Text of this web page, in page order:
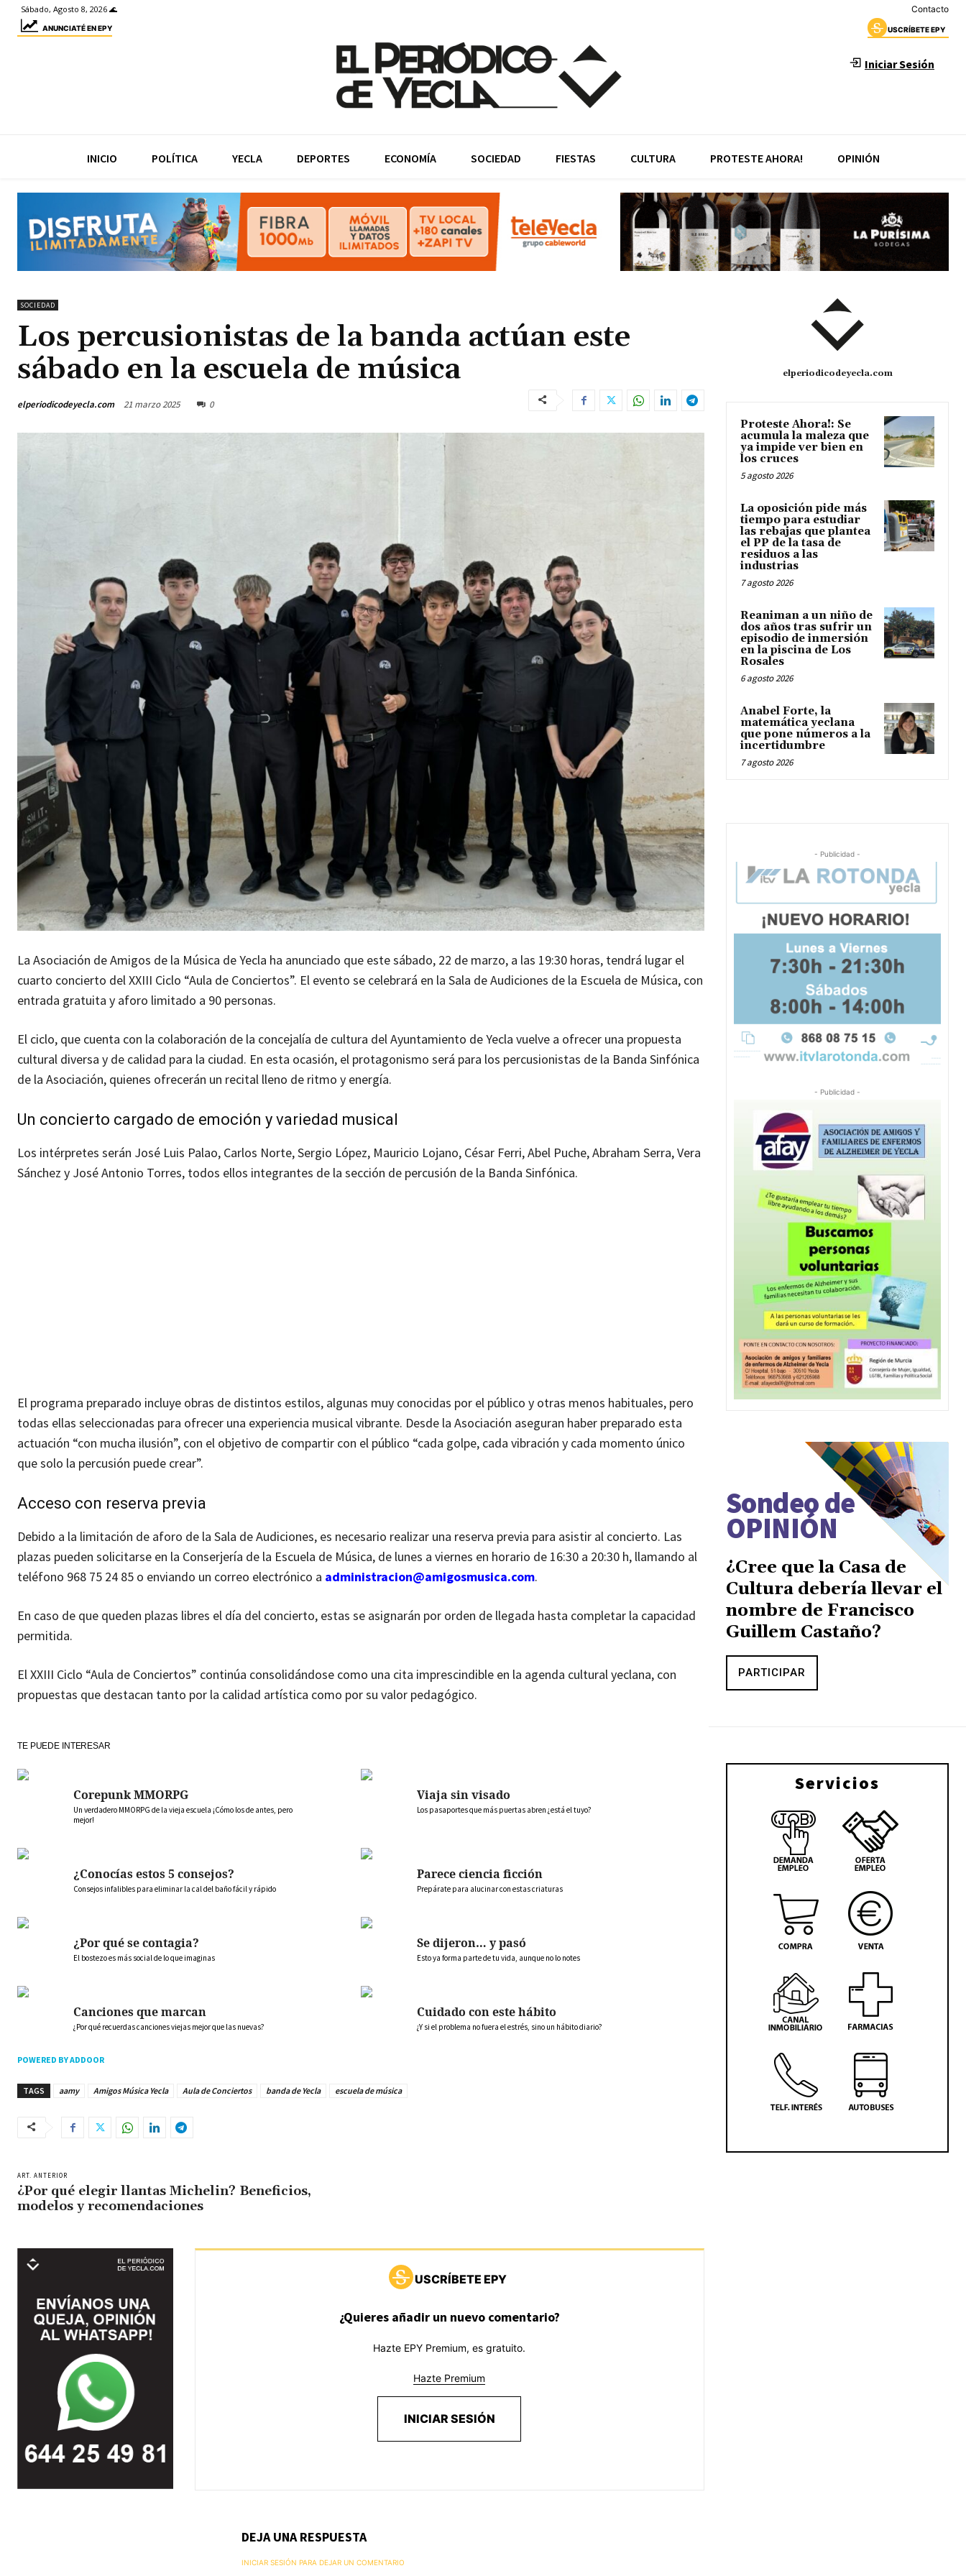
Sábado, Agosto 8, 2026 🌊 Contacto
ANUNCIATÉ EN EPY USCRÍBETE EPY
Iniciar Sesión
INICIO POLÍTICA YECLA DEPORTES ECONOMÍA SOCIEDAD FIESTAS CULTURA PROTESTE AHORA! OPINIÓN
SOCIEDAD
Los percusionistas de la banda actúan este
sábado en la escuela de música
elperiodicodeyecla.com 21 marzo 2025 0
La Asociación de Amigos de la Música de Yecla ha anunciado que este sábado, 22 de marzo, a las 19:30 horas, tendrá lugar el
cuarto concierto del XXIII Ciclo “Aula de Conciertos”. El evento se celebrará en la Sala de Audiciones de la Escuela de Música, con
entrada gratuita y aforo limitado a 90 personas.
El ciclo, que cuenta con la colaboración de la concejalía de cultura del Ayuntamiento de Yecla vuelve a ofrecer una propuesta
cultural diversa y de calidad para la ciudad. En esta ocasión, el protagonismo será para los percusionistas de la Banda Sinfónica
de la Asociación, quienes ofrecerán un recital lleno de ritmo y energía.
Un concierto cargado de emoción y variedad musical
Los intérpretes serán José Luis Palao, Carlos Norte, Sergio López, Mauricio Lojano, César Ferri, Abel Puche, Abraham Serra, Vera
Sánchez y José Antonio Torres, todos ellos integrantes de la sección de percusión de la Banda Sinfónica.
El programa preparado incluye obras de distintos estilos, algunas muy conocidas por el público y otras menos habituales, pero
todas ellas seleccionadas para ofrecer una experiencia musical vibrante. Desde la Asociación aseguran haber preparado esta
actuación “con mucha ilusión”, con el objetivo de compartir con el público “cada golpe, cada vibración y cada momento único
que solo la percusión puede crear”.
Acceso con reserva previa
Debido a la limitación de aforo de la Sala de Audiciones, es necesario realizar una reserva previa para asistir al concierto. Las
plazas pueden solicitarse en la Conserjería de la Escuela de Música, de lunes a viernes en horario de 16:30 a 20:30 h, llamando al
teléfono 968 75 24 85 o enviando un correo electrónico a administracion@amigosmusica.com.
En caso de que queden plazas libres el día del concierto, estas se asignarán por orden de llegada hasta completar la capacidad
permitida.
El XXIII Ciclo “Aula de Conciertos” continúa consolidándose como una cita imprescindible en la agenda cultural yeclana, con
propuestas que destacan tanto por la calidad artística como por su valor pedagógico.
TE PUEDE INTERESAR
Corepunk MMORPG
Un verdadero MMORPG de la vieja escuela ¡Cómo los de antes, pero
mejor!
Viaja sin visado
Los pasaportes que más puertas abren ¿está el tuyo?
¿Conocías estos 5 consejos?
Consejos infalibles para eliminar la cal del baño fácil y rápido
Parece ciencia ficción
Prepárate para alucinar con estas criaturas
¿Por qué se contagia?
El bostezo es más social de lo que imaginas
Se dijeron… y pasó
Esto ya forma parte de tu vida, aunque no lo notes
Canciones que marcan
¿Por qué recuerdas canciones viejas mejor que las nuevas?
Cuidado con este hábito
¿Y si el problema no fuera el estrés, sino un hábito diario?
POWERED BY ADDOOR
TAGS aamy Amigos Música Yecla Aula de Conciertos banda de Yecla escuela de música
ART. ANTERIOR
¿Por qué elegir llantas Michelin? Beneficios,
modelos y recomendaciones
USCRÍBETE EPY
¿Quieres añadir un nuevo comentario?
Hazte EPY Premium, es gratuito.
Hazte Premium
INICIAR SESIÓN
DEJA UNA RESPUESTA
INICIAR SESIÓN PARA DEJAR UN COMENTARIO
elperiodicodeyecla.com
Proteste Ahora!: Se
acumula la maleza que
ya impide ver bien en
los cruces
5 agosto 2026
La oposición pide más
tiempo para estudiar
las rebajas que plantea
el PP de la tasa de
residuos a las
industrias
7 agosto 2026
Reaniman a un niño de
dos años tras sufrir un
episodio de inmersión
en la piscina de Los
Rosales
6 agosto 2026
Anabel Forte, la
matemática yeclana
que pone números a la
incertidumbre
7 agosto 2026
- Publicidad -
- Publicidad -
Sondeo de
OPINIÓN
¿Cree que la Casa de
Cultura debería llevar el
nombre de Francisco
Guillem Castaño?
PARTICIPAR
Servicios